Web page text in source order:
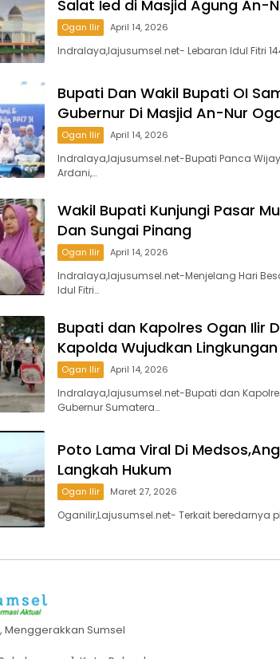
Salat Ied di Masjid Agung An-
Ogan Ilir April 14, 2026
Indralaya,lajusumsel.net- Lebaran Idul Fitri
Bupati Dan Wakil Bupati OI
Gubernur Di Masjid An-Nur
Ogan Ilir April 14, 2026
Indralaya,lajusumsel.net-Bupati Panca
Ardani,…
Wakil Bupati Kunjungi Pasar
Dan Sungai Pinang
Ogan Ilir April 14, 2026
Indralaya,lajusumsel.net-Menjelang Hari
Idul Fitri…
Bupati dan Kapolres Ogan Ilir
Kapolda Wujudkan Lingkungan
Ogan Ilir April 14, 2026
Indralaya,lajusumsel.net-Bupati dan
Gubernur Sumatera…
Poto Lama Viral Di
Langkah Hukum
Ogan Ilir Maret 27, 2026
Oganilir,Lajusumsel.net- Terkait
Menggerakkan Sumsel